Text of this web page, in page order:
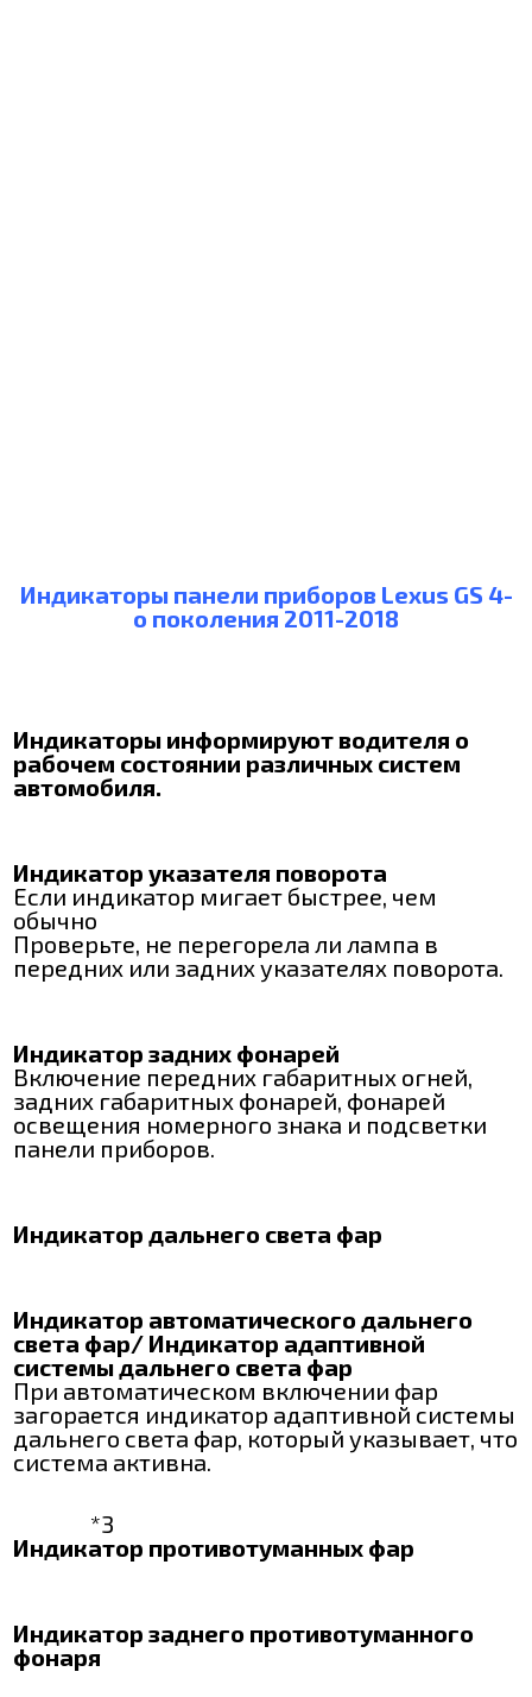
Индикаторы панели приборов Lexus GS 4-
о поколения 2011-2018
Индикаторы информируют водителя о
рабочем состоянии различных систем
автомобиля.
Индикатор указателя поворота
Если индикатор мигает быстрее, чем
обычно
Проверьте, не перегорела ли лампа в
передних или задних указателях поворота.
Индикатор задних фонарей
Включение передних габаритных огней,
задних габаритных фонарей, фонарей
освещения номерного знака и подсветки
панели приборов.
Индикатор дальнего света фар
Индикатор автоматического дальнего
света фар/ Индикатор адаптивной
системы дальнего света фар
При автоматическом включении фар
загорается индикатор адаптивной системы
дальнего света фар, который указывает, что
система активна.
*3
Индикатор противотуманных фар
Индикатор заднего противотуманного
фонаря